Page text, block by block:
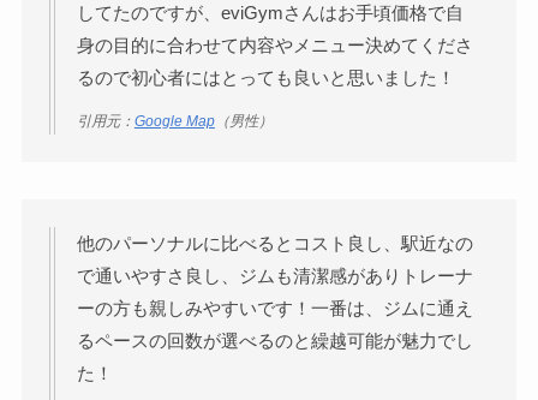
してたのですが、eviGymさんはお手頃価格で自
身の目的に合わせて内容やメニュー決めてくださ
るので初心者にはとっても良いと思いました！
引用元： Google Map（男性）
他のパーソナルに比べるとコスト良し、駅近なの
で通いやすさ良し、ジムも清潔感がありトレーナ
ーの方も親しみやすいです！一番は、ジムに通え
るペースの回数が選べるのと繰越可能が魅力でし
た！